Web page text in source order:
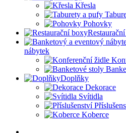
Křesla
Pohovky
nábytek
Doplňky
Dekorace
Svítidla
Koberce